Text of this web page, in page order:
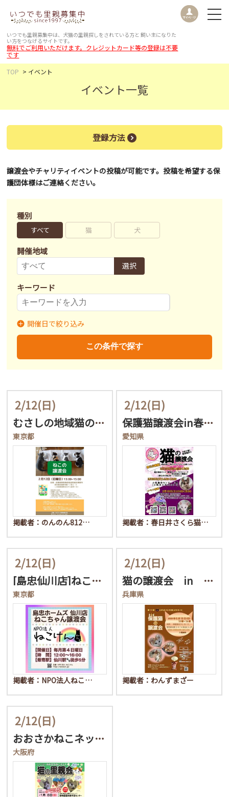
いつでも里親募集中は、犬猫の里親探しをされている方と 飼い主になりた
い方をつなげるサイトです。
無料でご利用いただけます。クレジットカード等の登録は不要
です
TOP
イベント
イベント一覧
登録方法
譲渡会やチャリティイベントの投稿が可能です。投稿を希望する保
護団体様はご連絡ください。
種別
すべて 猫 犬
開催地域
選択
キーワード
開催日開催日で絞り込み
この条件で探す
2/12(日)
むさしの地域猫の会 譲渡…
東京都
掲載者：のんのん812…
2/12(日)
保護猫譲渡会in春日井！
愛知県
掲載者：春日井さくら猫…
2/12(日)
[島忠仙川店]ねこけん譲…
東京都
掲載者：NPO法人ねこ…
2/12(日)
猫の譲渡会 in 明石市
兵庫県
掲載者：わんずまざー
2/12(日)
おおさかねこネット 猫の…
大阪府